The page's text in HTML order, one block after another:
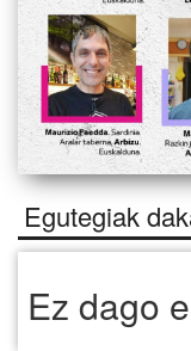
Egutegiak
Ez dago